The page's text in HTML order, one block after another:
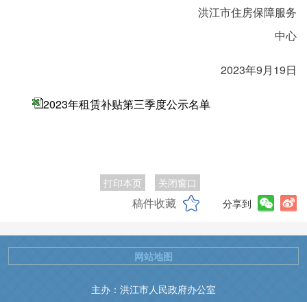
洪江市住房保障服务
中心
2023年9月19日
2023年租赁补贴第三季度公示名单
打印本页 关闭窗口
稿件收藏 分享到
主办：洪江市人民政府办公室
网站地图